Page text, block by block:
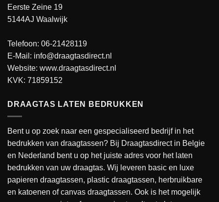
Eerste Zeine 19
5144AJ Waalwijk
Telefoon: 06-21428119
E-Mail: info@draagtasdirect.nl
Website: www.draagtasdirect.nl
KVK: 71859152
DRAAGTAS LATEN BEDRUKKEN
Bent u op zoek naar een gespecialiseerd bedrijf in het
bedrukken van draagtassen? Bij Draagtasdirect in Belgie
en Nederland bent u op het juiste adres voor het laten
bedrukken van uw draagtas. Wij leveren basic en luxe
papieren draagtassen, plastic draagtassen, herbruikbare
en katoenen of canvas draagtassen. Ook is het mogelijk